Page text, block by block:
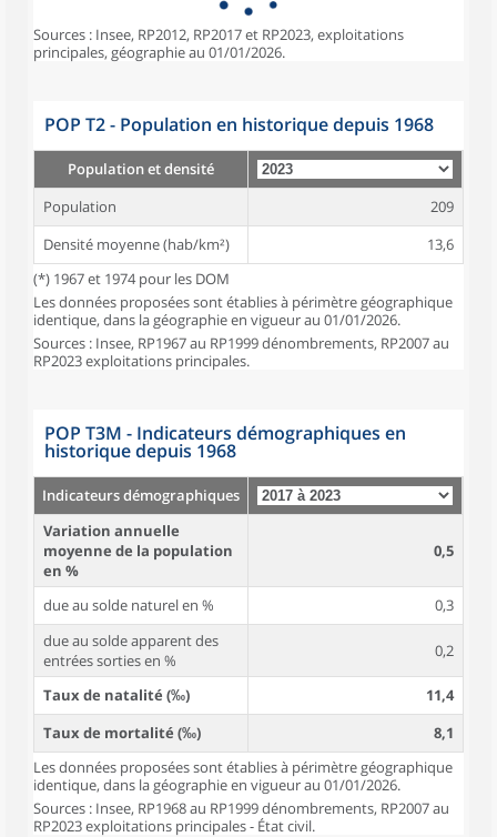
Sources : Insee, RP2012, RP2017 et RP2023, exploitations
principales, géographie au 01/01/2026.
POP T2 - Population en historique depuis 1968
Population et densité
Population
209
Densité moyenne (hab/km²)
13,6
(*) 1967 et 1974 pour les DOM
Les données proposées sont établies à périmètre géographique
identique, dans la géographie en vigueur au 01/01/2026.
Sources : Insee, RP1967 au RP1999 dénombrements, RP2007 au
RP2023 exploitations principales.
POP T3M - Indicateurs démographiques en
historique depuis 1968
Indicateurs démographiques
Variation annuelle
moyenne de la population
en %
0,5
due au solde naturel en %
0,3
due au solde apparent des
entrées sorties en %
0,2
Taux de natalité (‰)
11,4
Taux de mortalité (‰)
8,1
Les données proposées sont établies à périmètre géographique
identique, dans la géographie en vigueur au 01/01/2026.
Sources : Insee, RP1968 au RP1999 dénombrements, RP2007 au
RP2023 exploitations principales - État civil.